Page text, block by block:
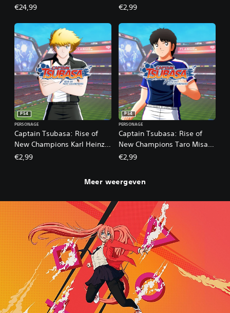
Mission Pass
€24,99
Purchase DLC Pack
€2,99
Captain Tsubasa: Rise of
New Champions Karl Heinz
Schneider Mission
PS4
PERSONAGE
€2,99
Captain Tsubasa: Rise of
New Champions Taro Misaki
Mission
PS4
PERSONAGE
€2,99
Meer weergeven